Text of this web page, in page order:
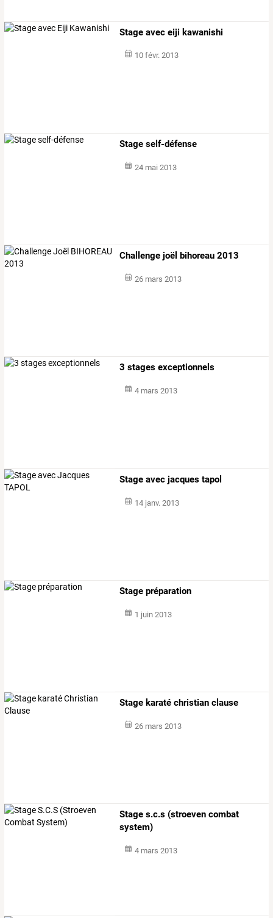
Stage avec eiji kawanishi
10 févr. 2013
Stage self-défense
24 mai 2013
Challenge joël bihoreau 2013
26 mars 2013
3 stages exceptionnels
4 mars 2013
Stage avec jacques tapol
14 janv. 2013
Stage préparation
1 juin 2013
Stage karaté christian clause
26 mars 2013
Stage s.c.s (stroeven combat
system)
4 mars 2013